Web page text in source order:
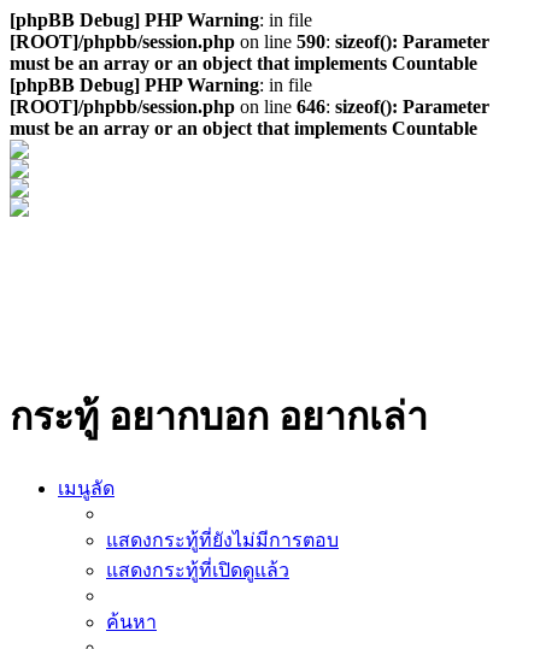
[phpBB Debug] PHP Warning: in file
[ROOT]/phpbb/session.php on line 590: sizeof(): Parameter
must be an array or an object that implements Countable
[phpBB Debug] PHP Warning: in file
[ROOT]/phpbb/session.php on line 646: sizeof(): Parameter
must be an array or an object that implements Countable
กระทู้ อยากบอก อยากเล่า
เมนูลัด
แสดงกระทู้ที่ยังไม่มีการตอบ
แสดงกระทู้ที่เปิดดูแล้ว
ค้นหา